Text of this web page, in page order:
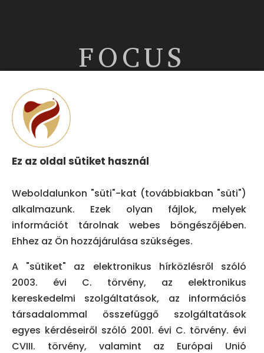
FOCUS
NYITVATARTÁS
H – SZ:08:00-20:00
V: 09:00 – 18:00
Staf Login
CÍM
1061 Budapest,
Király utca 14.
Ez az oldal sütiket használ
Weboldalunkon "süti"-kat (továbbiakban "süti")
alkalmazunk. Ezek olyan fájlok, melyek
információt tárolnak webes böngészőjében.
Ehhez az Ön hozzájárulása szükséges.
A "sütiket" az elektronikus hírközlésről szóló
2003. évi C. törvény, az elektronikus
kereskedelmi szolgáltatások, az információs
társadalommal összefüggő szolgáltatások
egyes kérdéseiről szóló 2001. évi C. törvény. évi
CVIII. törvény, valamint az Európai Unió